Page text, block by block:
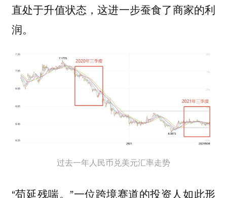
直处于升值状态，这进一步蚕食了商家的利
润。
过去一年人民币兑美元汇率走势
“苟延残喘。”一位跨境赛道的投资人如此形